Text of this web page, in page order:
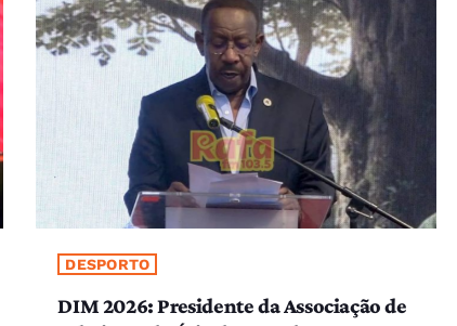
DESPORTO
DIM 2026: Presidente da Associação de